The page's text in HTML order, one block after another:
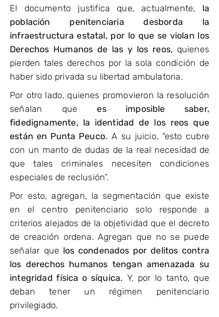
El documento justifica que, actualmente, la
población penitenciaria desborda la
infraestructura estatal, por lo que se violan los
Derechos Humanos de las y los reos, quienes
pierden tales derechos por la sola condición de
haber sido privada su libertad ambulatoria.
Por otro lado, quienes promovieron la resolución
señalan quees imposible saber,
fidedignamente, la identidad de los reos que
están en Punta Peuco. A su juicio, “esto cubre
con un manto de dudas de la real necesidad de
que tales criminales necesiten condiciones
especiales de reclusión”.
Por esto, agregan, la segmentación que existe
en el centro penitenciario solo responde a
criterios alejados de la objetividad que el decreto
de creación ordena. Agregan que no se puede
señalar que los condenados por delitos contra
los derechos humanos tengan amenazada su
integridad física o síquica. Y, por lo tanto, que
deban tener un régimen penitenciario
privilegiado.